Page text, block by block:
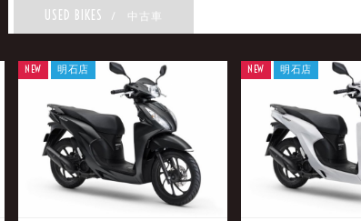
USED BIKES / 中古車
NEW 明石店 NEW 明石店